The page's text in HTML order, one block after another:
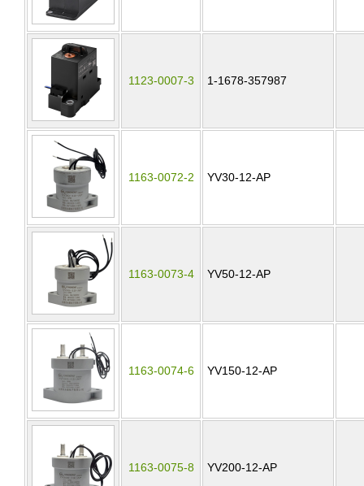
1123-0007-3 1-1678-357987
1163-0072-2 YV30-12-AP
1163-0073-4 YV50-12-AP
1163-0074-6 YV150-12-AP
1163-0075-8 YV200-12-AP